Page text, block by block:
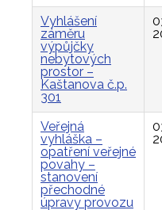
Vyhlášení
záměru
výpůjčky
nebytových
prostor –
Kaštanova č.p.
301
Veřejná
vyhláška –
opatření veřejné
povahy –
stanovení
přechodné
úpravy provozu